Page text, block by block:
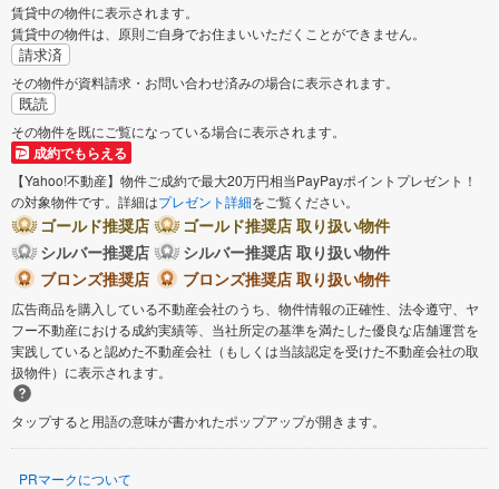
賃貸中の物件に表示されます。
賃貸中の物件は、原則ご自身でお住まいいただくことができません。
請求済
その物件が資料請求・お問い合わせ済みの場合に表示されます。
既読
その物件を既にご覧になっている場合に表示されます。
成約でもらえる
【Yahoo!不動産】物件ご成約で最大20万円相当PayPayポイントプレゼント！
の対象物件です。詳細はプレゼント詳細をご覧ください。
ゴールド推奨店
ゴールド推奨店 取り扱い物件
シルバー推奨店
シルバー推奨店 取り扱い物件
ブロンズ推奨店
ブロンズ推奨店 取り扱い物件
広告商品を購入している不動産会社のうち、物件情報の正確性、法令遵守、ヤ
フー不動産における成約実績等、当社所定の基準を満たした優良な店舗運営を
実践していると認めた不動産会社（もしくは当該認定を受けた不動産会社の取
扱物件）に表示されます。
タップすると用語の意味が書かれたポップアップが開きます。
PRマークについて